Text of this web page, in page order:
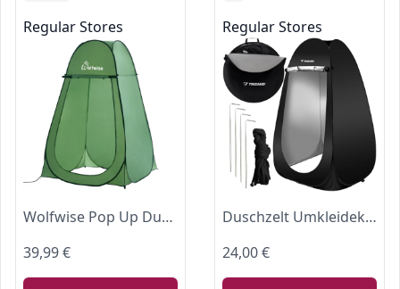
Regular Stores
Wolfwise Pop Up Duschzelt Camping Kompakt & Leicht, Schneller Aufbau
39,99 €
Regular Stores
Duschzelt Umkleidekabine WC Zelt 4in1 Pop-Up Camping Schwarz Wasserdicht mit Tasche & Zubehör - Mobiler Strandumkleidezelt Duschzelt Toilettenzelt | 190x110x110 cm
24,00 €